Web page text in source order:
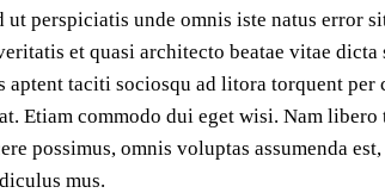
ut perspiciatis unde omnis iste natus error
et quasi architecto beatae vitae
aptent taciti sociosqu ad litora torquent
Etiam commodo dui eget wisi. Nam
possimus, omnis voluptas assumenda
mus.